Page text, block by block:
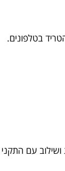
עם התקני